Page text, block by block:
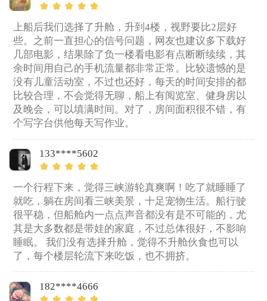
上船后我们选择了升舱，升到4楼，视野要比2层好
些。之前一直担心的信号问题，网友也建议多下载好
几部电影，结果除了负一楼看电影有点断断续续，其
余时间用自己的手机流量都非常正常。比较遗憾的是
没有儿童活动室，不过也还好，每天的时间安排的都
比较合理，不会觉得无聊，船上有阅览室、健身房以
及晚会，可以填满时间。对了，房间面积很不错，有
个写字台供他每天写作业。
133****5602
一个行程下来，觉得三峡游轮真爽啊！吃了就睡睡了
就吃，躺在房间看三峡美景，十足宠物生活。船行驶
很平稳，但船舱内一点点声音都没有是不可能的，尤
其是大多数都是带娃的家庭，不过总体很好，不影响
睡眠。 我们没有选择升舱，觉得不升舱伙食也可以
了，每个楼层轮流下来吃饭，也不拥挤。
182****4666